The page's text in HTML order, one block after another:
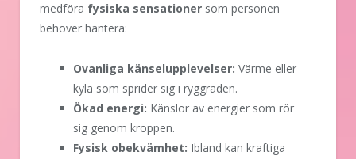
medföra fysiska sensationer som personen
behöver hantera:
Ovanliga känselupplevelser: Värme eller
kyla som sprider sig i ryggraden.
Ökad energi: Känslor av energier som rör
sig genom kroppen.
Fysisk obekvämhet: Ibland kan kraftiga